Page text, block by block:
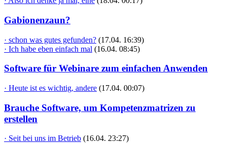
Gabionenzaun?
· schon was gutes gefunden? (17.04. 16:39)
· Ich habe eben einfach mal (16.04. 08:45)
Software für Webinare zum einfachen Anwenden
· Heute ist es wichtig, andere (17.04. 00:07)
Brauche Software, um Kompetenzmatrizen zu
erstellen
· Seit bei uns im Betrieb (16.04. 23:27)